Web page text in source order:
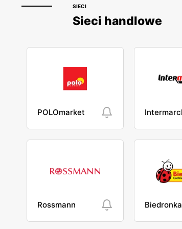
SIECI
Sieci handlowe
POLOmarket
Rossmann Biedronka